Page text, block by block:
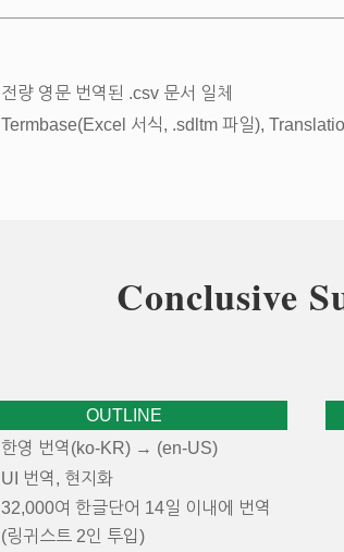
전량 영문 번역된 .csv 문서 일체
Termbase(Excel 서식, .sdltm 파일),
Conclusive
OUTLINE
한영 번역(ko-KR) → (en-US)
UI 번역, 현지화
32,000여 한글단어 14일 이내에 번역
(링귀스트 2인 투입)